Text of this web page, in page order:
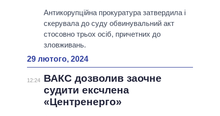
Антикорупційна прокуратура затвердила і
скерувала до суду обвинувальний акт
стосовно трьох осіб, причетних до
зловживань.
29 лютого, 2024
12:24
ВАКС дозволив заочне
судити ексчлена
«Центренерго»